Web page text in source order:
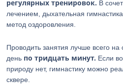
регулярных тренировок. В
лечением, дыхательная
метод оздоровления.
Проводить занятия лучше всего
день по тридцать минут. Если
природу нет, гимнастику можно
сквере.